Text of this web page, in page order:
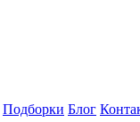
Подборки Блог